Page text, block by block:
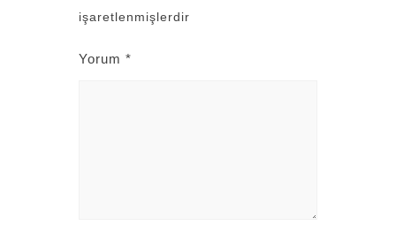
işaretlenmişlerdir
Yorum *